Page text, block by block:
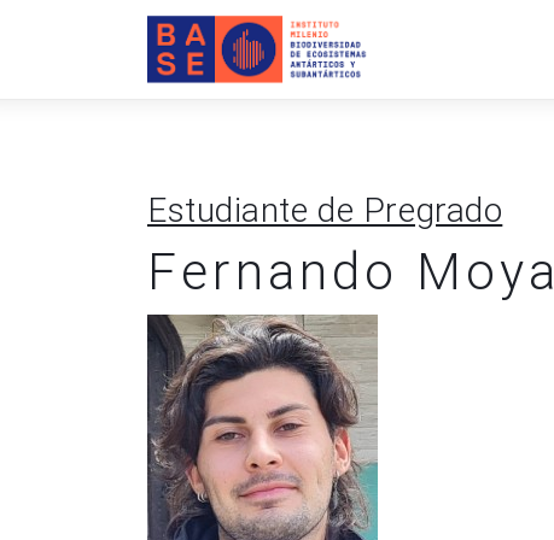
PUBLICACIONES
COLABORACIÓN
COMUNICACIONES
Estudiante de Pregrado
Fernando Moya